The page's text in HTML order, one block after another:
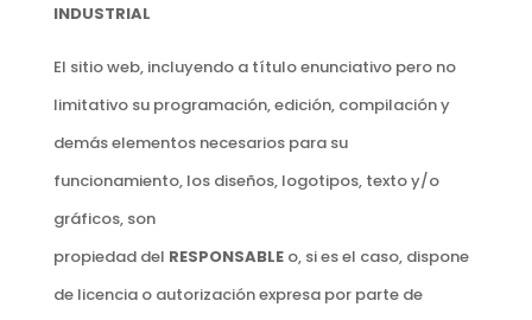
INDUSTRIAL
El sitio web, incluyendo a título enunciativo pero no
limitativo su programación, edición, compilación y
demás elementos necesarios para su
funcionamiento, los diseños, logotipos, texto y/o
gráficos, son
propiedad del RESPONSABLEo, si es el caso, dispone
de licencia o autorización expresa por parte de